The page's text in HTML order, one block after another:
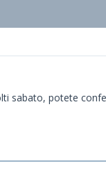
sabato, potete